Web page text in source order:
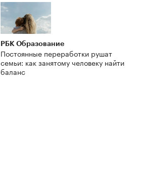
РБК Образование
Постоянные переработки рушат
семьи: как занятому человеку найти
баланс